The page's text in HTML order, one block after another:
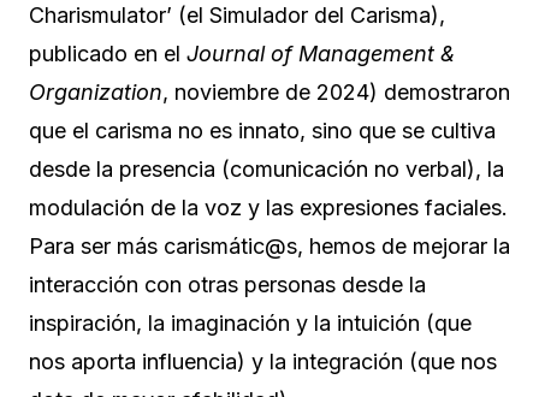
Charismulator’ (el Simulador del Carisma),
publicado en el Journal of Management &
Organization, noviembre de 2024) demostraron
que el carisma no es innato, sino que se cultiva
desde la presencia (comunicación no verbal), la
modulación de la voz y las expresiones faciales.
Para ser más carismátic@s, hemos de mejorar la
interacción con otras personas desde la
inspiración, la imaginación y la intuición (que
nos aporta influencia) y la integración (que nos